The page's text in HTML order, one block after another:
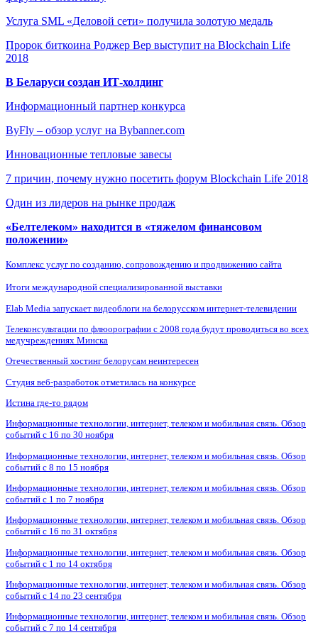
Услуга SML «Деловой сети» получила золотую медаль
Пророк биткоина Роджер Вер выступит на Blockchain Life
2018
В Беларуси создан ИТ-холдинг
Информационный партнер конкурса
ByFly – обзор услуг на Bybanner.com
Инновационные тепловые завесы
7 причин, почему нужно посетить форум Blockchain Life 2018
Один из лидеров на рынке продаж
«Белтелеком» находится в «тяжелом финансовом
положении»
Комплекс услуг по созданию, сопровождению и продвижению сайта
Итоги международной специализированной выставки
Elab Media запускает видеоблоги на белорусском интернет-телевидении
Телеконсультации по флюорографии с 2008 года будут проводиться во всех
медучреждениях Минска
Отечественный хостинг белорусам неинтересен
Студия веб-разработок отметилась на конкурсе
Истина где-то рядом
Информационные технологии, интернет, телеком и мобильная связь. Обзор
событий с 16 по 30 ноября
Информационные технологии, интернет, телеком и мобильная связь. Обзор
событий с 8 по 15 ноября
Информационные технологии, интернет, телеком и мобильная связь. Обзор
событий с 1 по 7 ноября
Информационные технологии, интернет, телеком и мобильная связь. Обзор
событий с 16 по 31 октября
Информационные технологии, интернет, телеком и мобильная связь. Обзор
событий с 1 по 14 октября
Информационные технологии, интернет, телеком и мобильная связь. Обзор
событий с 14 по 23 сентября
Информационные технологии, интернет, телеком и мобильная связь. Обзор
событий с 7 по 14 сентября